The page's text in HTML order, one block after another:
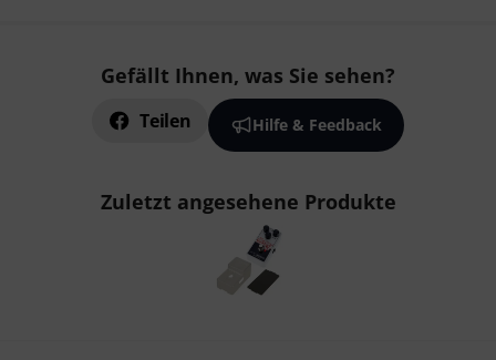
Gefällt Ihnen, was Sie sehen?
Teilen Hilfe & Feedback
Zuletzt angesehene Produkte